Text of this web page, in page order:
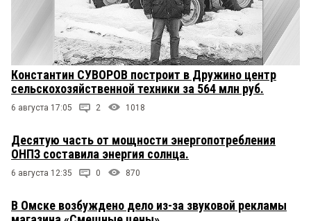
Константин СУВОРОВ построит в Дружино центр
сельскохозяйственной техники за 564 млн руб.
6 августа 17:05 2 1018
Десятую часть от мощности энергопотребления
ОНПЗ составила энергия солнца.
6 августа 12:35 0 870
В Омске возбуждено дело из-за звуковой рекламы